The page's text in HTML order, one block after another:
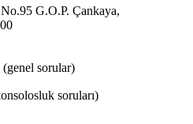
G.O.P. Çankaya,
(genel sorular)
soruları)